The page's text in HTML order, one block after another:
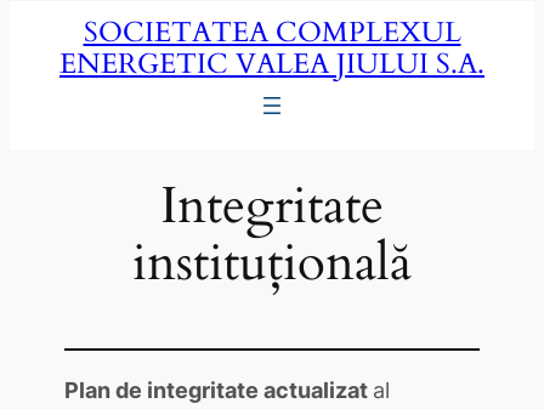
SOCIETATEA COMPLEXUL
ENERGETIC VALEA JIULUI S.A.
Integritate
instituțională
Plan de integritate actualizat al